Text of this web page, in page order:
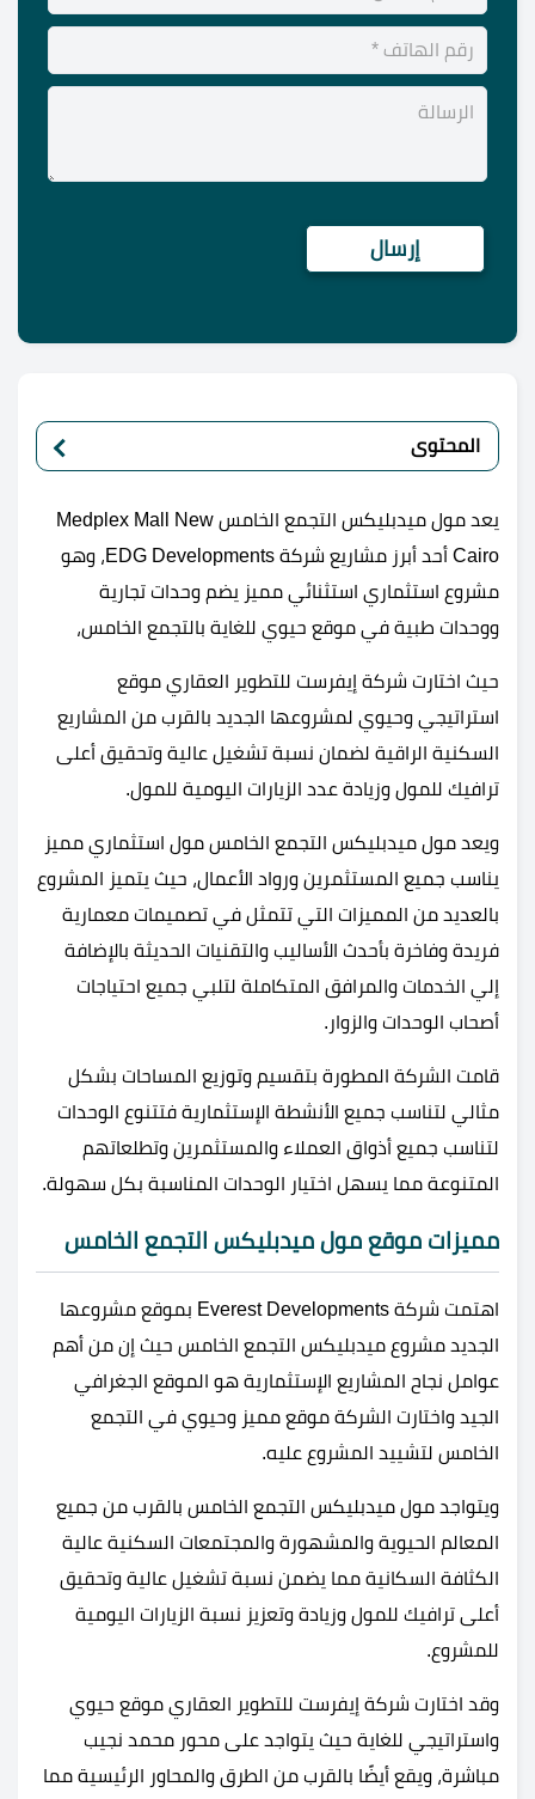
المحتوى
يعد مول ميدبليكس التجمع الخامس Medplex Mall New
Cairo أحد أبرز مشاريع شركة EDG Developments، وهو
مشروع استثماري استثنائي مميز يضم وحدات تجارية
ووحدات طبية في موقع حيوي للغاية بالتجمع الخامس،
حيث اختارت شركة إيفرست للتطوير العقاري موقع
استراتيجي وحيوي لمشروعها الجديد بالقرب من المشاريع
السكنية الراقية لضمان نسبة تشغيل عالية وتحقيق أعلى
ترافيك للمول وزيادة عدد الزيارات اليومية للمول.
ويعد مول ميدبليكس التجمع الخامس مول استثماري مميز
يناسب جميع المستثمرين ورواد الأعمال، حيث يتميز المشروع
بالعديد من المميزات التي تتمثل في تصميمات معمارية
فريدة وفاخرة بأحدث الأساليب والتقنيات الحديثة بالإضافة
إلي الخدمات والمرافق المتكاملة لتلبي جميع احتياجات
أصحاب الوحدات والزوار.
قامت الشركة المطورة بتقسيم وتوزيع المساحات بشكل
مثالي لتناسب جميع الأنشطة الإستثمارية فتتنوع الوحدات
لتناسب جميع أذواق العملاء والمستثمرين وتطلعاتهم
المتنوعة مما يسهل اختيار الوحدات المناسبة بكل سهولة.
مميزات موقع مول ميدبليكس التجمع الخامس
اهتمت شركة Everest Developments بموقع مشروعها
الجديد مشروع ميدبليكس التجمع الخامس حيث إن من أهم
عوامل نجاح المشاريع الإستثمارية هو الموقع الجغرافي
الجيد واختارت الشركة موقع مميز وحيوي في التجمع
الخامس لتشييد المشروع عليه.
ويتواجد مول ميدبليكس التجمع الخامس بالقرب من جميع
المعالم الحيوية والمشهورة والمجتمعات السكنية عالية
الكثافة السكانية مما يضمن نسبة تشغيل عالية وتحقيق
أعلى ترافيك للمول وزيادة وتعزيز نسبة الزيارات اليومية
للمشروع.
وقد اختارت شركة إيفرست للتطوير العقاري موقع حيوي
واستراتيجي للغاية حيث يتواجد على محور محمد نجيب
مباشرة، ويقع أيضًا بالقرب من الطرق والمحاور الرئيسية مما